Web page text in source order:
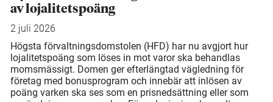
av lojalitetspoäng
2 juli 2026
Högsta förvaltningsdomstolen (HFD) har nu avgjort hur
lojalitetspoäng som löses in mot varor ska behandlas
momsmässigt. Domen ger efterlängtad vägledning för
företag med bonusprogram och innebär att inlösen av
poäng varken ska ses som en prisnedsättning eller som